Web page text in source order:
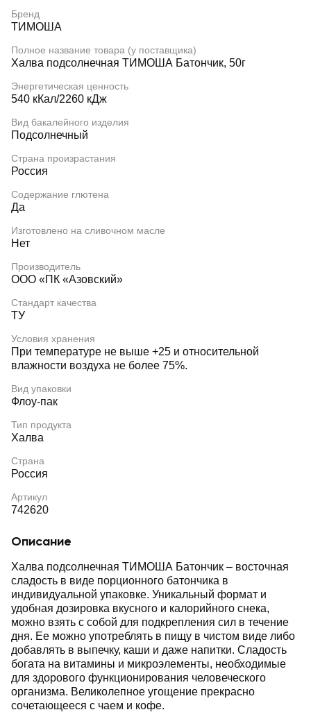
Бренд
ТИМОША
Полное название товара (у поставщика)
Халва подсолнечная ТИМОША Батончик, 50г
Энергетическая ценность
540 кКал/2260 кДж
Вид бакалейного изделия
Подсолнечный
Страна произрастания
Россия
Содержание глютена
Да
Изготовлено на сливочном масле
Нет
Производитель
ООО «ПК «Азовский»
Стандарт качества
ТУ
Условия хранения
При температуре не выше +25 и относительной
влажности воздуха не более 75%.
Вид упаковки
Флоу-пак
Тип продукта
Халва
Страна
Россия
Артикул
742620
Описание
Халва подсолнечная ТИМОША Батончик – восточная
сладость в виде порционного батончика в
индивидуальной упаковке. Уникальный формат и
удобная дозировка вкусного и калорийного снека,
можно взять с собой для подкрепления сил в течение
дня. Ее можно употреблять в пищу в чистом виде либо
добавлять в выпечку, каши и даже напитки. Сладость
богата на витамины и микроэлементы, необходимые
для здорового функционирования человеческого
организма. Великолепное угощение прекрасно
сочетающееся с чаем и кофе.